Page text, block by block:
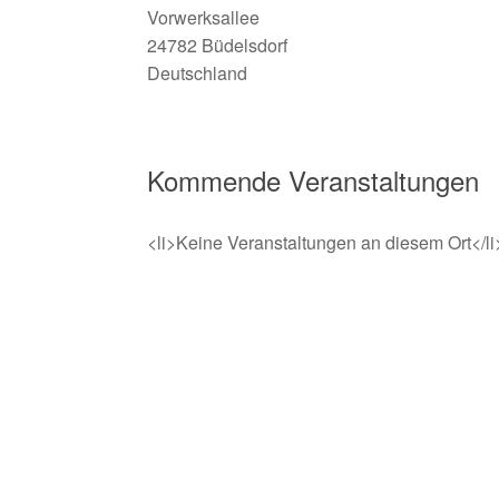
Vorwerksallee
24782 Büdelsdorf
Deutschland
Kommende Veranstaltungen
<li>Keine Veranstaltungen an diesem Ort</